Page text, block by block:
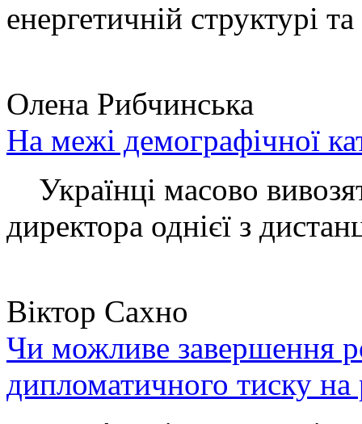
енергетичній структурі
Олена Рибчинська
На межі демографічної
Українці масово
директора однієї з
Віктор Сахно
Чи можливе завершення
дипломатичного тиску